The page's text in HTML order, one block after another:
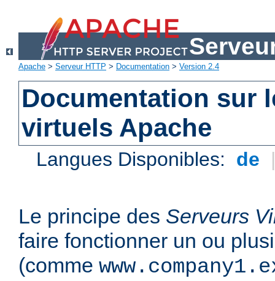
Apache > Serveur HTTP > Documentation > Version 2.4
Documentation sur
virtuels Apache
Langues Disponibles: de
Le principe des Serveurs
faire fonctionner un ou
(comme